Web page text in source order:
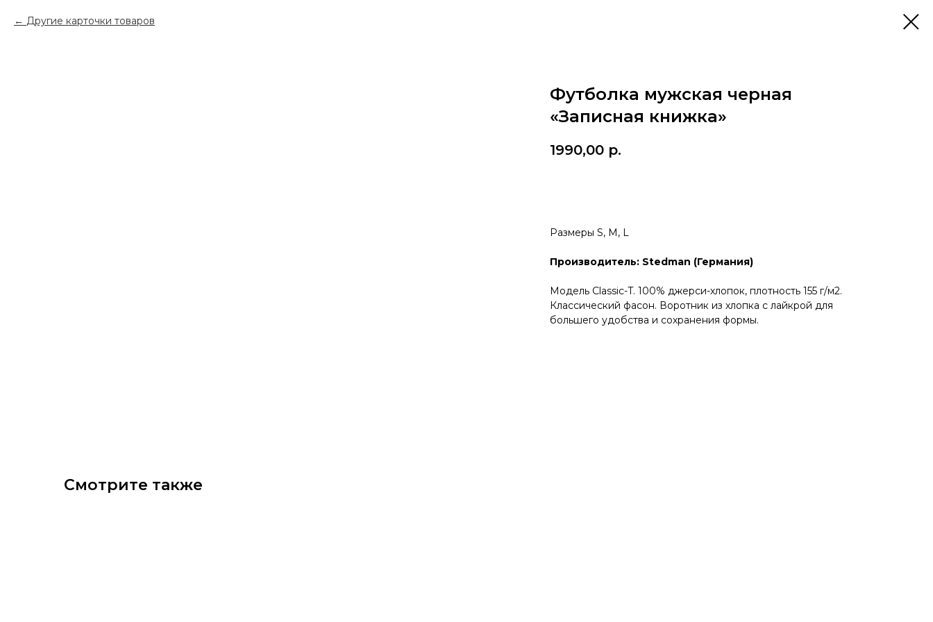
Другие карточки товаров
Футболка мужская черная
«Записная книжка»
1990,00 р.
Размеры S, M, L
Производитель: Stedman (Германия)
Модель Classic-T. 100% джерси-хлопок, плотность 155 г/м2.
Классический фасон. Воротник из хлопка с лайкрой для
большего удобства и сохранения формы.
Смотрите также